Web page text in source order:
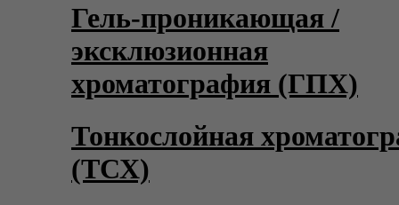
Гель-проникающая /
эксклюзионная
хроматография (ГПХ)
Тонкослойная
(ТСХ)